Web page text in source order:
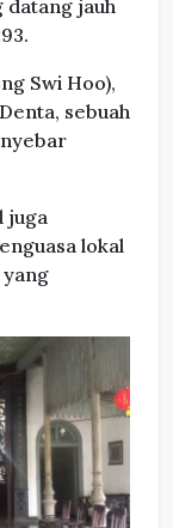
jauh
Swi Hoo),
sebuah
juga
lokal
yang